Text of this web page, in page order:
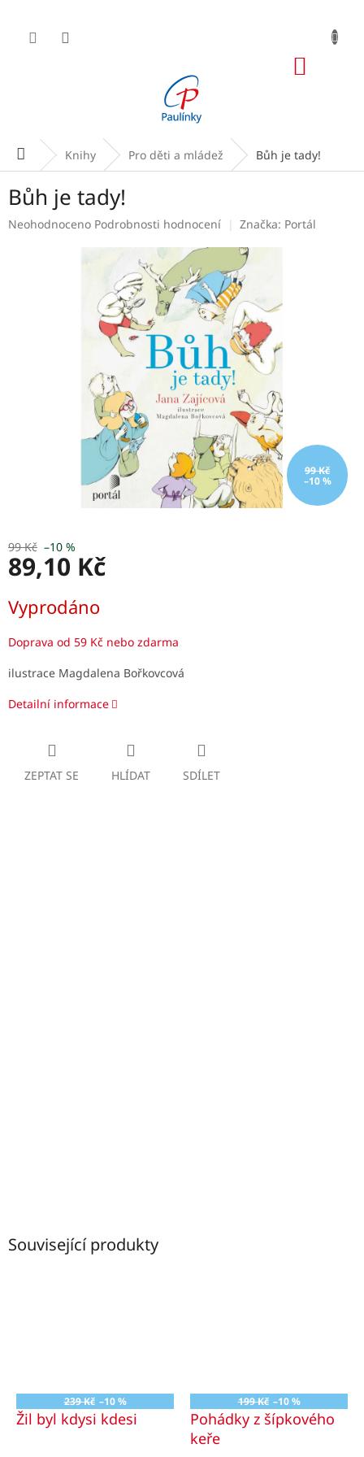
obsah
Domů Knihy Pro děti a mládež Bůh je tady!
Bůh je tady!
Průměrné
Neohodnoceno Podrobnosti hodnocení Značka: Portál
99 Kč
–10 %
99 Kč –10 %
89,10 Kč
cena:
Vyprodáno
Doprava od 59 Kč nebo zdarma
ilustrace Magdalena Bořkovcová
Detailní informace
ZEPTAT SE HLÍDAT SDÍLET
Související produkty
239 Kč –10 %
Žil byl kdysi kdesi
199 Kč –10 %
Pohádky z šípkového
keře